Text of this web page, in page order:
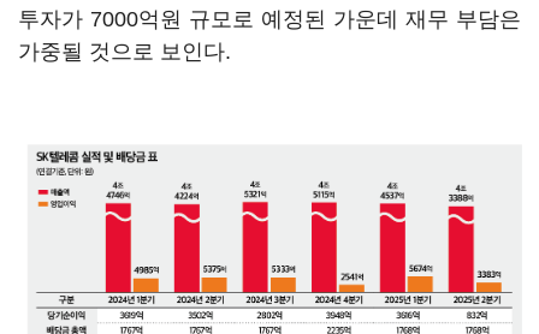
투자가 7000억원 규모로 예정된 가운데 재무 부담은
가중될 것으로 보인다.